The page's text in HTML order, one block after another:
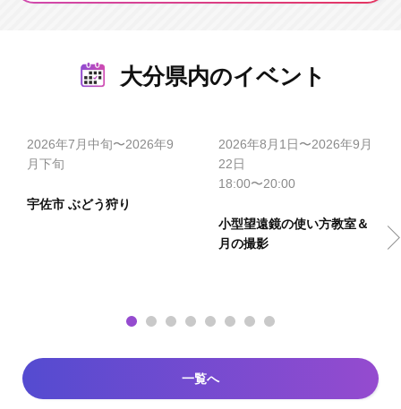
大分県内のイベント
2026年7月中旬〜2026年9
月下旬
宇佐市 ぶどう狩り
2026年8月1日〜2026年9月
22日
18:00〜20:00
小型望遠鏡の使い方教室＆
月の撮影
一覧へ